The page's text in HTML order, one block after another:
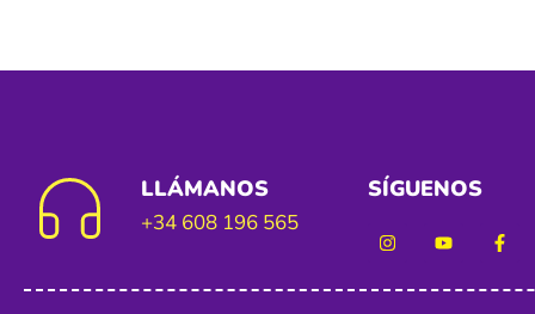
LLÁMANOS
+34 608 196 565
SÍGUENOS